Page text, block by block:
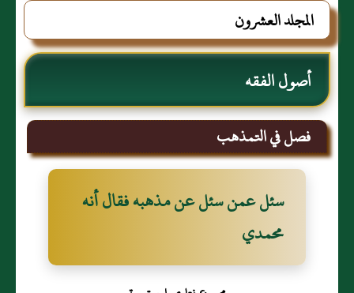
المجلد العشرون
أصول الفقه
فصل في التمذهب
سئل عمن سئل عن مذهبه فقال أنه
محمدي